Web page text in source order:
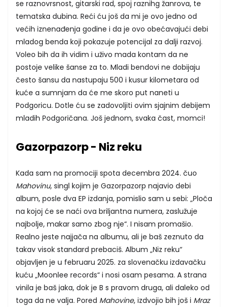
se raznovrsnost, gitarski rad, spoj raznihg žanrova, te
tematska dubina. Reći ću još da mi je ovo jedno od
većih iznenađenja godine i da je ovo obećavajući debi
mladog benda koji pokazuje potencijal za dalji razvoj.
Voleo bih da ih vidim i uživo mada kontam da ne
postoje velike šanse za to. Mladi bendovi ne dobijaju
često šansu da nastupaju 500 i kusur kilometara od
kuće a sumnjam da će me skoro put naneti u
Podgoricu. Dotle ću se zadovoljiti ovim sjajnim debijem
mladih Podgoričana. Još jednom, svaka čast, momci!
Gazorpazorp - Niz reku
Kada sam na promociji spota decembra 2024. čuo
Mahovinu, singl kojim je Gazorpazorp najavio debi
album, posle dva EP izdanja, pomislio sam u sebi: „Ploča
na kojoj će se naći ova briljantna numera, zaslužuje
najbolje, makar samo zbog nje“. I nisam promašio.
Realno jeste najjača na albumu, ali je baš zeznuto da
takav visok standard prebaciš. Album „Niz reku“
objavljen je u februaru 2025. za slovenačku izdavačku
kuću „Moonlee records“ i nosi osam pesama. A strana
vinila je baš jaka, dok je B s pravom druga, ali daleko od
toga da ne valja. Pored Mahovine, izdvojio bih još i Mraz